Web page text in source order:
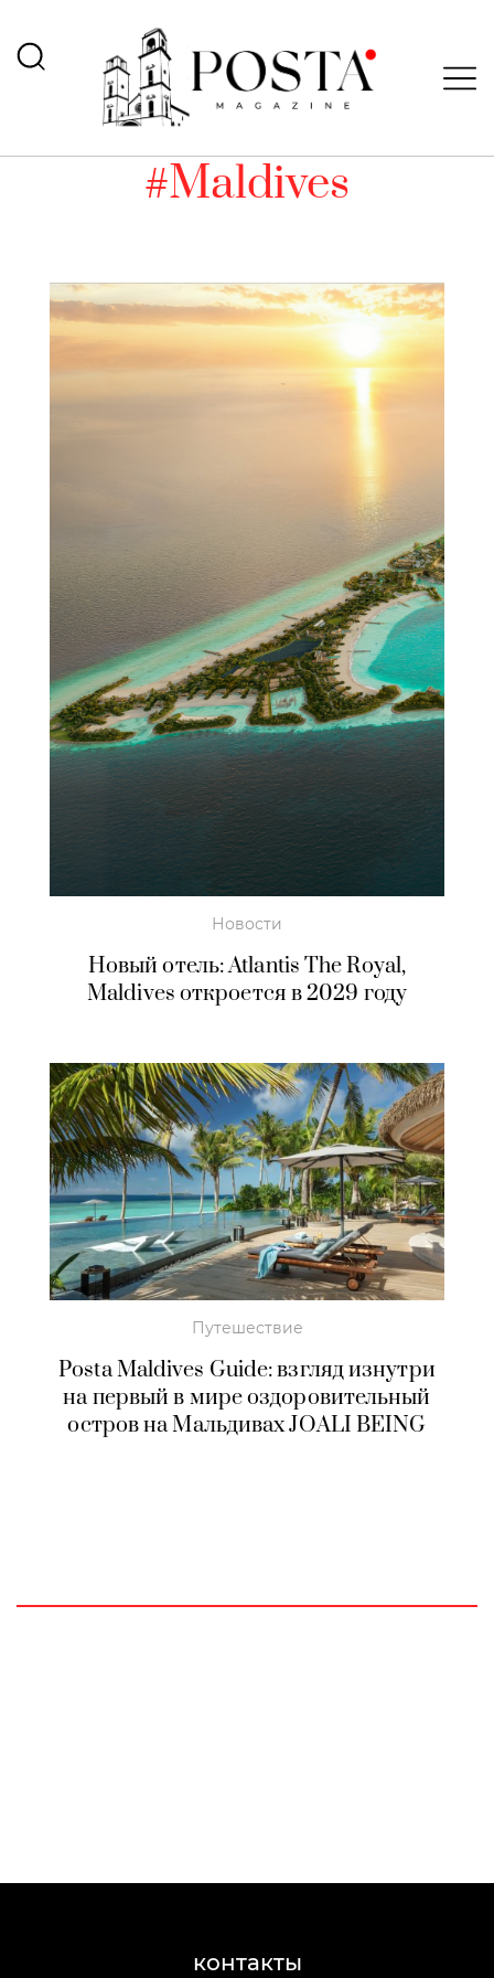
#Maldives
Новости
Новый отель: Atlantis The Royal,
Maldives откроется в 2029 году
Путешествие
Posta Maldives Guide: взгляд изнутри
на первый в мире оздоровительный
остров на Мальдивах JOALI BEING
контакты